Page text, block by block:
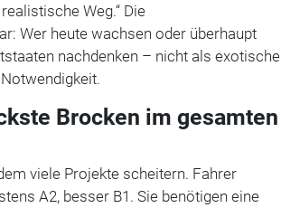
Weg.“ Die
Wer heute wachsen oder überhaupt
nachdenken – nicht als exotische
Brocken im gesamten
viele Projekte scheitern. Fahrer
A2, besser B1. Sie benötigen eine